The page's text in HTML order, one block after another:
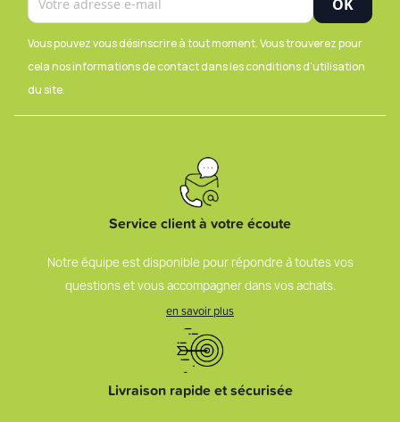
Vous pouvez vous désinscrire à tout moment. Vous trouverez pour
cela nos informations de contact dans les conditions d'utilisation
du site.
Service client à votre écoute
Notre équipe est disponible pour répondre à toutes vos
questions et vous accompagner dans vos achats.
en savoir plus
Livraison rapide et sécurisée